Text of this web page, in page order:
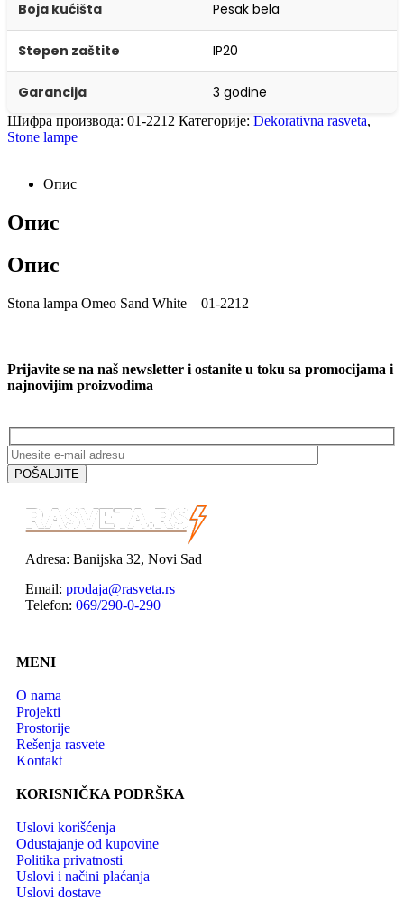
Boja kućišta Pesak bela
Stepen zaštite IP20
Garancija 3 godine
Шифра производа: 01-2212 Категорије: Dekorativna rasveta,
Stone lampe
Опис
Опис
Опис
Stona lampa Omeo Sand White – 01-2212
Prijavite se na naš newsletter i ostanite u toku sa promocijama i
najnovijim proizvodima
Adresa: Banijska 32, Novi Sad
Email: prodaja@rasveta.rs
Telefon: 069/290-0-290
MENI
O nama
Projekti
Prostorije
Rešenja rasvete
Kontakt
KORISNIČKA PODRŠKA
Uslovi korišćenja
Odustajanje od kupovine
Politika privatnosti
Uslovi i načini plaćanja
Uslovi dostave